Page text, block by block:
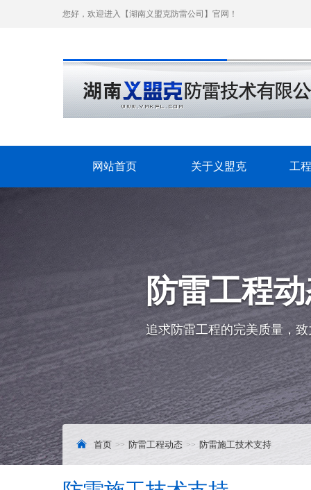
您好，欢迎进入【湖南义盟克防雷公司】官网！
网站首页 关于义盟克 工
防雷工程
追求防雷工程的完美质量，
首页 防雷工程动态 防雷施工技术支持